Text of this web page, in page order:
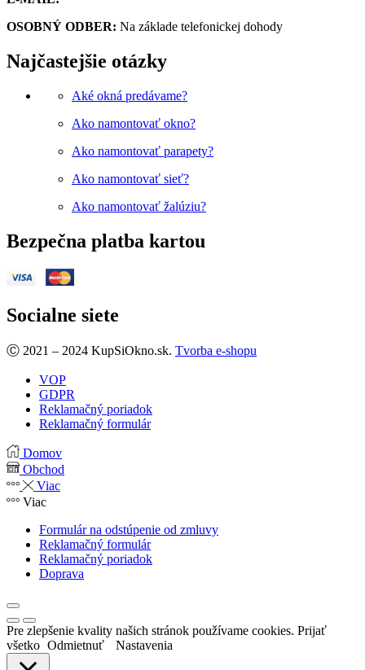
OSOBNÝ ODBER: Na základe telefonickej dohody
Najčastejšie otázky
Aké okná predávame?
Ako namontovať okno?
Ako namontovať parapety?
Ako namontovať sieť?
Ako namontovať žalúziu?
Bezpečna platba kartou
Socialne siete
Facebook
Ⓒ 2021 – 2024 KupSiOkno.sk. Tvorba e-shopu
VOP
GDPR
Reklamačný poriadok
Reklamačný formulár
Domov
Obchod
Viac
Viac
Formulár na odstúpenie od zmluvy
Reklamačný formulár
Reklamačný poriadok
Doprava
Pre zlepšenie kvality našich stránok používame cookies. Prijať
všetko Odmietnuť Nastavenia